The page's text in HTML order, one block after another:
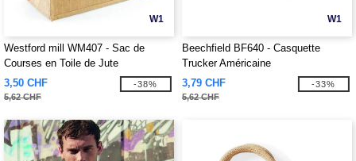
W1
Westford mill WM407 - Sac de
Courses en Toile de Jute
3,50 CHF
5,62 CHF
-38%
W1
Beechfield BF640 - Casquette
Trucker Américaine
3,79 CHF
5,62 CHF
-33%